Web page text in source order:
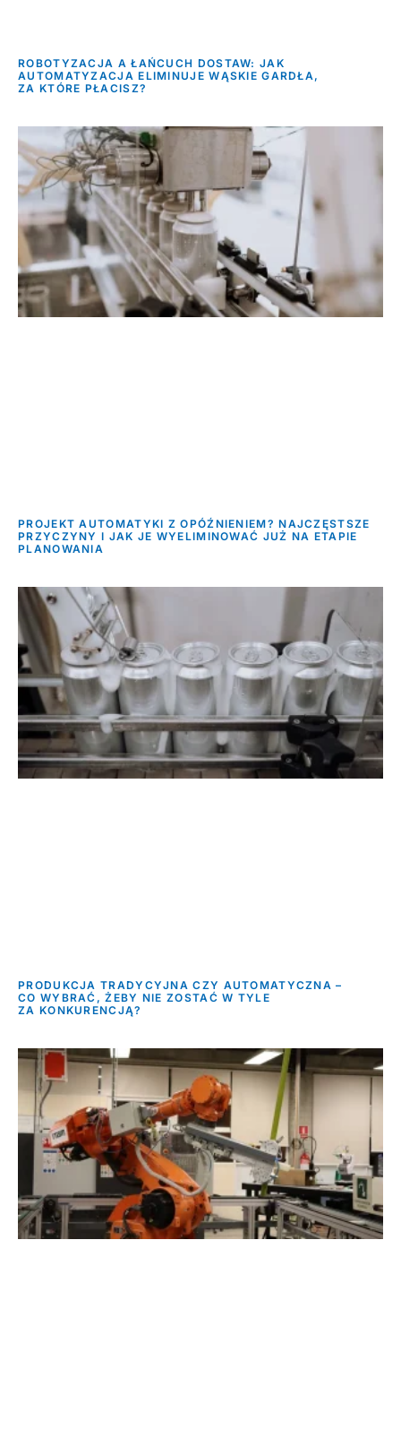
ROBOTYZACJA A ŁAŃCUCH DOSTAW: JAK
AUTOMATYZACJA ELIMINUJE WĄSKIE GARDŁA,
ZA KTÓRE PŁACISZ?
PROJEKT AUTOMATYKI Z OPÓŹNIENIEM? NAJCZĘSTSZE
PRZYCZYNY I JAK JE WYELIMINOWAĆ JUŻ NA ETAPIE
PLANOWANIA
PRODUKCJA TRADYCYJNA CZY AUTOMATYCZNA –
CO WYBRAĆ, ŻEBY NIE ZOSTAĆ W TYLE
ZA KONKURENCJĄ?